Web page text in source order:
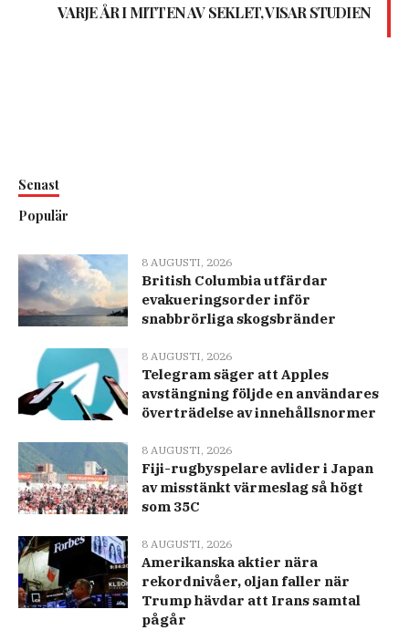
VARJE ÅR I MITTEN AV SEKLET, VISAR STUDIEN
Senast
Populär
8 AUGUSTI, 2026
British Columbia utfärdar
evakueringsorder inför
snabbrörliga skogsbränder
8 AUGUSTI, 2026
Telegram säger att Apples
avstängning följde en användares
överträdelse av innehållsnormer
8 AUGUSTI, 2026
Fiji-rugbyspelare avlider i Japan
av misstänkt värmeslag så högt
som 35C
8 AUGUSTI, 2026
Amerikanska aktier nära
rekordnivåer, oljan faller när
Trump hävdar att Irans samtal
pågår